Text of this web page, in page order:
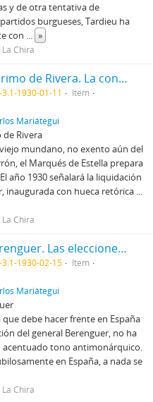
y de otra tentativa de
burgueses, Tardieu ha
con ... »
Chira
El tramonto de Primo de Rivera. La conferencia de La Haya. La limitación de los armamentos navales
3.1-1930-01-11
Item
Mariátegui
Rivera
mundano, no exento aún del
el Marqués de Estella prepara
año 1930 señalará la liquidación
inaugurada con hueca retórica ...
Chira
El intermezzo Berenguer. Las elecciones colombianas.
3.1-1930-02-15
Item
Mariátegui
debe hacer frente en España
del general Berenguer, no ha
tono antimonárquico.
en España, a nada se
Chira